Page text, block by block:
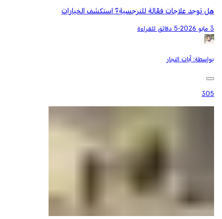
هل توجد علاجات فعّالة للنرجسية؟ استكشف الخيارات
3 مايو 2026 •5 دقائق للقراءة
بواسطة: آيات النجار
305